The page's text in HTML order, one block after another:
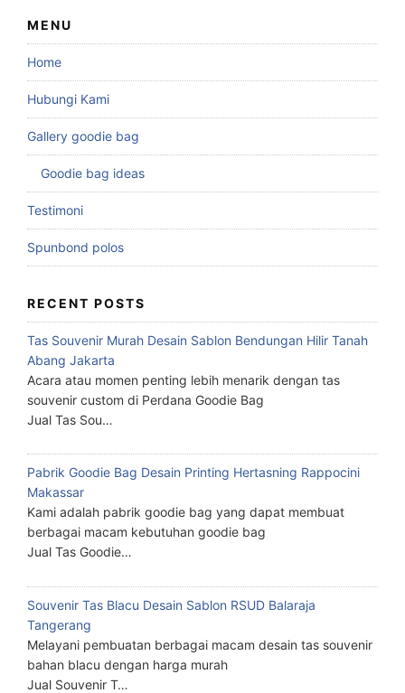
MENU
Home
Hubungi Kami
Gallery goodie bag
Goodie bag ideas
Testimoni
Spunbond polos
RECENT POSTS
Tas Souvenir Murah Desain Sablon Bendungan Hilir Tanah
Abang Jakarta
Acara atau momen penting lebih menarik dengan tas
souvenir custom di Perdana Goodie Bag
Jual Tas Sou…
Pabrik Goodie Bag Desain Printing Hertasning Rappocini
Makassar
Kami adalah pabrik goodie bag yang dapat membuat
berbagai macam kebutuhan goodie bag
Jual Tas Goodie…
Souvenir Tas Blacu Desain Sablon RSUD Balaraja
Tangerang
Melayani pembuatan berbagai macam desain tas souvenir
bahan blacu dengan harga murah
Jual Souvenir T…